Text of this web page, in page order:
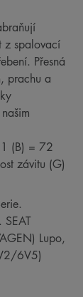
z spalovací
Přesná
prachu a
(B) = 72
závitu (G)
Lupo,
6V5)